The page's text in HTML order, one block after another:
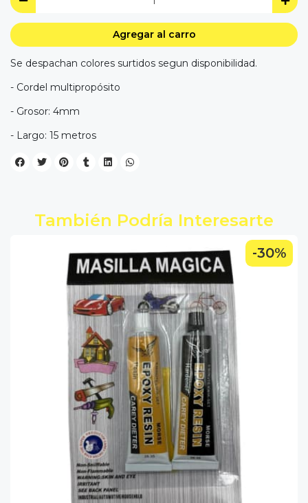
Agregar al carro
Se despachan colores surtidos segun disponibilidad.
- Cordel multipropósito
- Grosor: 4mm
- Largo: 15 metros
También Podría Interesarte
-30%